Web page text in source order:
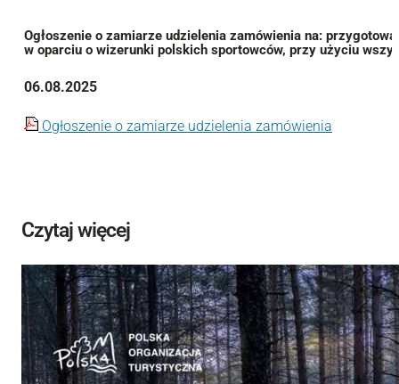
Ogłoszenie o zamiarze udzielenia zamówienia na:
w oparciu o wizerunki polskich sportowców, przy użyciu
06.08.2025
Ogłoszenie o zamiarze udzielenia zamówienia
Czytaj więcej